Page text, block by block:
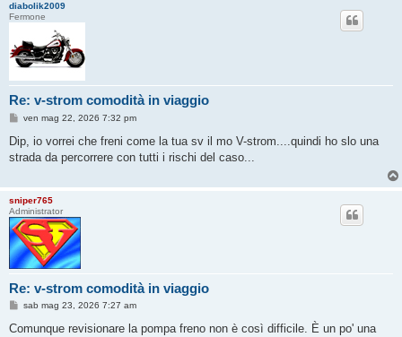
diabolik2009
Fermone
Re: v-strom comodità in viaggio
M
s
s
a
o
ven mag 22, 2026 7:32 pm
Dip, io vorrei che freni come la tua sv il mo V-strom....quindi ho slo una
strada da percorrere con tutti i rischi del caso...
sniper765
Administrator
Re: v-strom comodità in viaggio
M
s
sab mag 23, 2026 7:27 am
Comunque revisionare la pompa freno non è così difficile. È un po' una